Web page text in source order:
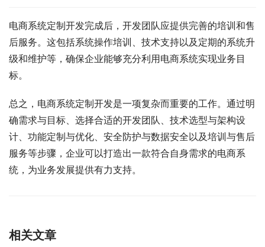
电商系统定制开发完成后，开发团队应提供完善的培训和售
后服务。这包括系统操作培训、技术支持以及定期的系统升
级和维护等，确保企业能够充分利用电商系统实现业务目
标。
总之，电商系统定制开发是一项复杂而重要的工作。通过明
确需求与目标、选择合适的开发团队、技术选型与架构设
计、功能定制与优化、安全防护与数据安全以及培训与售后
服务等步骤，企业可以打造出一款符合自身需求的电商系
统，为业务发展提供有力支持。
相关文章